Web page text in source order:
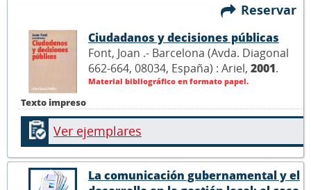
Reservar
Texto impreso
Ciudadanos y decisiones públicas
Font, Joan .- Barcelona (Avda. Diagonal
662-664, 08034, España) : Ariel, 2001.
Material bibliográfico en formato papel.
Ver ejemplares
La comunicación gubernamental y el